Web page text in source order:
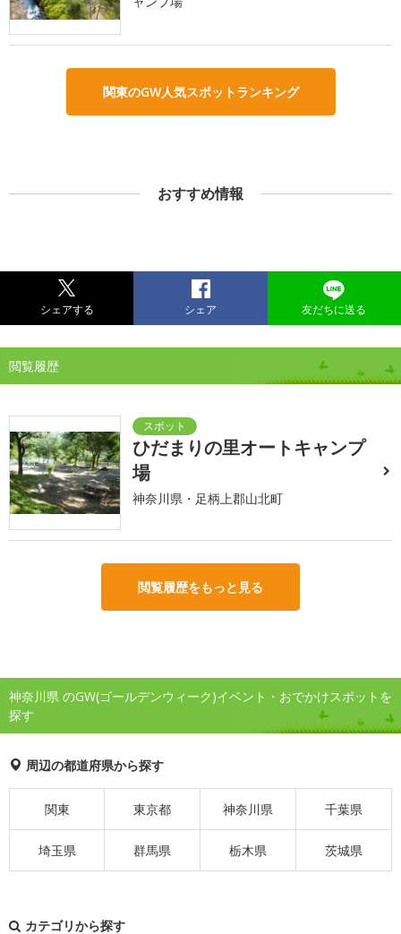
関東のGW人気スポットランキング
おすすめ情報
シェアする シェア 友だちに送る
閲覧履歴
ひだまりの里オートキャンプ
場
神奈川県・足柄上郡山北町
閲覧履歴をもっと見る
神奈川県 のGW(ゴールデンウィーク)イベント・おでかけスポットを
探す
周辺の都道府県から探す
関東 東京都 神奈川県 千葉県
埼玉県 群馬県 栃木県 茨城県
カテゴリから探す